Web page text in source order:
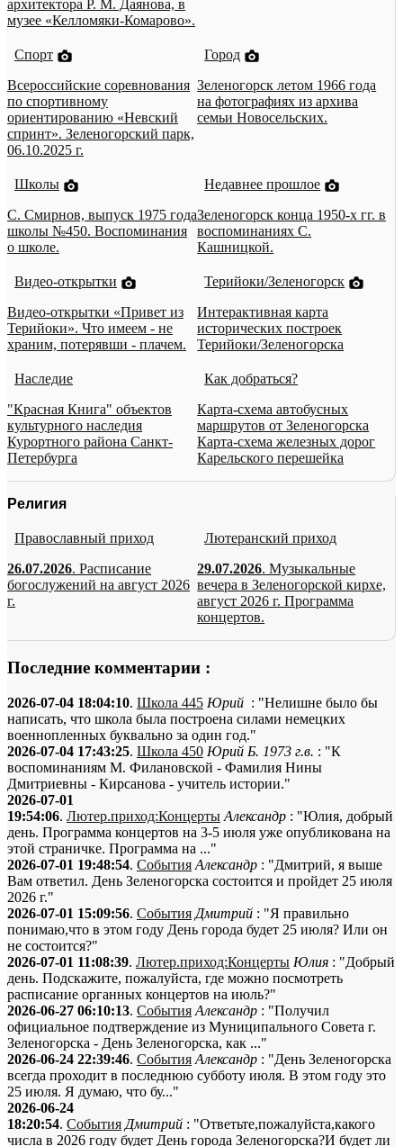
архитектора Р. М. Даянова, в
музее «Келломяки-Комарово».
Спорт
Всероссийские соревнования
по спортивному
ориентированию «Невский
спринт». Зеленогорский парк,
06.10.2025 г.
Город
Зеленогорск летом 1966 года
на фотографиях из архива
семьи Новосельских.
Школы
С. Смирнов, выпуск 1975 года
школы №450. Воспоминания
о школе.
Недавнее прошлое
Зеленогорск конца 1950-х гг. в
воспоминаниях С.
Кашницкой.
Видео-открытки
Видео-открытки «Привет из
Терийоки». Что имеем - не
храним, потерявши - плачем.
Терийоки/Зеленогорск
Интерактивная карта
исторических построек
Терийоки/Зеленогорска
Наследие
"Красная Книга" объектов
культурного наследия
Курортного района Санкт-
Петербурга
Как добраться?
Карта-схема автобусных
маршрутов от Зеленогорска
Карта-схема железных дорог
Карельского перешейка
Религия
Православный приход
26.07.2026. Расписание
богослужений на август 2026
г.
Лютеранский приход
29.07.2026. Музыкальные
вечера в Зеленогорской кирхе,
август 2026 г. Программа
концертов.
Последние комментарии :
2026-07-04 18:04:10. Школа 445 Юрий : "Нелишне было бы
написать, что школа была построена силами немецких
военнопленных буквально за один год."
2026-07-04 17:43:25. Школа 450 Юрий Б. 1973 г.в. : "К
воспоминаниям М. Филановской - Фамилия Нины
Дмитриевны - Кирсанова - учитель истории."
2026-07-01
19:54:06. Лютер.приход:Концерты Александр : "Юлия, добрый
день. Программа концертов на 3-5 июля уже опубликована на
этой страничке. Программа на ..."
2026-07-01 19:48:54. События Александр : "Дмитрий, я выше
Вам ответил. День Зеленогорска состоится и пройдет 25 июля
2026 г."
2026-07-01 15:09:56. События Дмитрий : "Я правильно
понимаю,что в этом году День города будет 25 июля? Или он
не состоится?"
2026-07-01 11:08:39. Лютер.приход:Концерты Юлия : "Добрый
день. Подскажите, пожалуйста, где можно посмотреть
расписание органных концертов на июль?"
2026-06-27 06:10:13. События Александр : "Получил
официальное подтверждение из Муниципального Совета г.
Зеленогорска - День Зеленогорска, как ..."
2026-06-24 22:39:46. События Александр : "День Зеленогорска
всегда проходит в последнюю субботу июля. В этом году это
25 июля. Я думаю, что бу..."
2026-06-24
18:20:54. События Дмитрий : "Ответьте,пожалуйста,какого
числа в 2026 году будет День города Зеленогорска?И будет ли